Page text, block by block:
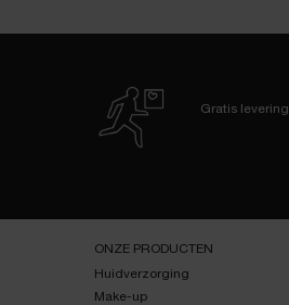
Gratis levering
ONZE PRODUCTEN
Huidverzorging
Make-up